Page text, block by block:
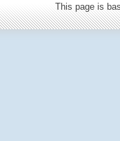
This page is